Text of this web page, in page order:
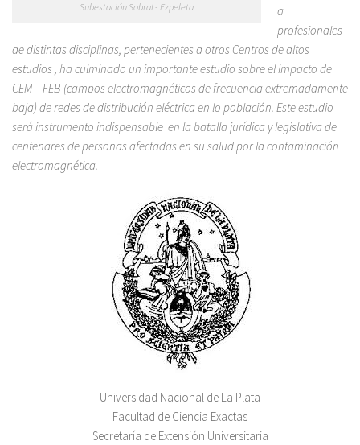
Subestación Sobral - Ezpeleta
a
profesionales
de distintas disciplinas, pertenecientes a otros Centros de altos
estudios , ha culminado un importante estudio sobre el impacto de
CEM – FEB (campos electromagnéticos de frecuencia extremadamente
baja) de redes de distribución eléctrica en lo población. Este estudio
será instrumento indispensable en la batalla jurídica y legislativa de
centenares de personas afectadas en su salud por la contaminación
electromagnética.
Universidad Nacional de La Plata
Facultad de Ciencia Exactas
Secretaría de Extensión Universitaria